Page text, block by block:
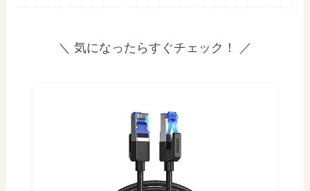
＼ 気になったらすぐチェック！ ／